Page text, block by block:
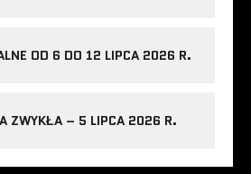
OD 6 DO 12 LIPCA 2026 R.
ZWYKŁA – 5 LIPCA 2026 R.